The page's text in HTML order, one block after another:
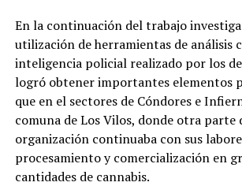
En la continuación del trabajo
utilización de herramientas de análisis
inteligencia policial realizado por los
logró obtener importantes elementos
que en el sectores de Cóndores e
comuna de Los Vilos, donde otra parte
organización continuaba con sus
procesamiento y comercialización en
cantidades de cannabis.